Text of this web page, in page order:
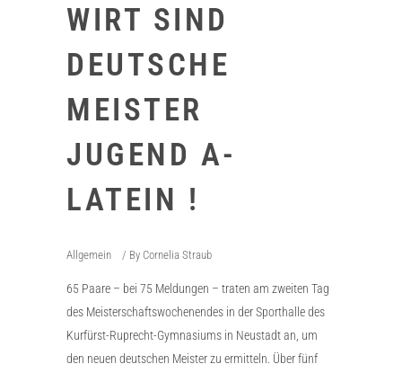
WIRT SIND
DEUTSCHE
MEISTER
JUGEND A-
LATEIN !
Allgemein By Cornelia Straub
65 Paare – bei 75 Meldungen – traten am zweiten Tag
des Meisterschaftswochenendes in der Sporthalle des
Kurfürst-Ruprecht-Gymnasiums in Neustadt an, um
den neuen deutschen Meister zu ermitteln. Über fünf